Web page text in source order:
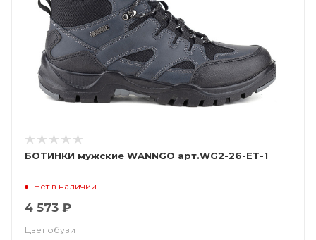
БОТИНКИ мужские WANNGO арт.WG2-26-ET-1
Нет в наличии
4 573 ₽
Цвет обуви